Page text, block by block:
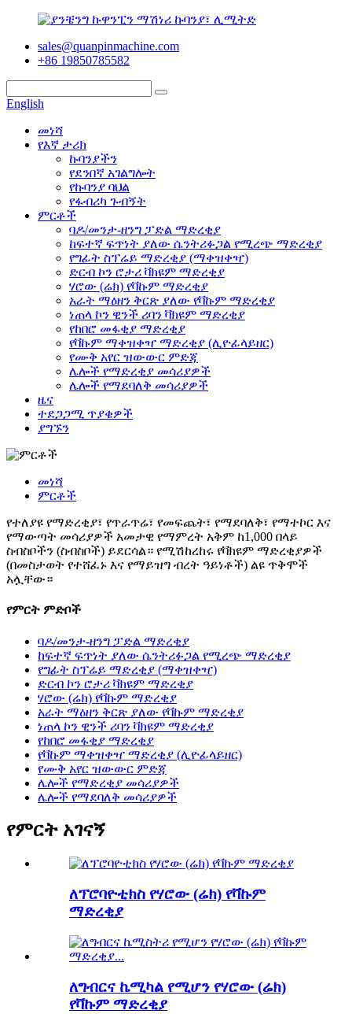
sales@quanpinmachine.com
+86 19850785582
English
መነሻ
የእኛ ታሪክ
ኩባንያችን
የደንበኛ አገልግሎት
የኩባንያ ባህል
የፋብሪካ ጉብኝት
ምርቶች
ባዶ/መንታ-ዘንግ ፓድል ማድረቂያ
ከፍተኛ ፍጥነት ያለው ሴንትሪፉጋል የሚረጭ ማድረቂያ
የግፊት ስፕሬይ ማድረቂያ (ማቀዝቀዣ)
ድርብ ኮን ሮታሪ ቫክዩም ማድረቂያ
ሃሮው (ሬክ) የቫኩም ማድረቂያ
አራት ማዕዘን ቅርጽ ያለው የቫኩም ማድረቂያ
ነጠላ ኮን ዊንች ሪባን ቫክዩም ማድረቂያ
የከበሮ መፋቂያ ማድረቂያ
የቫኩም ማቀዝቀዣ ማድረቂያ (ሊዮፊላይዘር)
የሙቅ አየር ዝውውር ምድጃ
ሌሎች የማድረቂያ መሳሪያዎች
ሌሎች የማደባለቅ መሳሪያዎች
ዜና
ተደጋጋሚ ጥያቄዎች
ያግኙን
መነሻ
ምርቶች
የተለያዩ የማድረቂያ፣ የጥራጥሬ፣ የመፍጨት፣ የማደባለቅ፣ የማተኮር እና
የማውጣት መሳሪያዎች አመታዊ የማምረት አቅም ከ1,000 በላይ
ስብስቦችን (ስብስቦች) ይደርሳል። የሚሽከረከሩ የቫክዩም ማድረቂያዎች
(በመስታወት የተሸፈኑ እና የማይዝግ ብረት ዓይነቶች) ልዩ ጥቅሞች
አሏቸው።
የምርት ምድቦች
ባዶ/መንታ-ዘንግ ፓድል ማድረቂያ
ከፍተኛ ፍጥነት ያለው ሴንትሪፉጋል የሚረጭ ማድረቂያ
የግፊት ስፕሬይ ማድረቂያ (ማቀዝቀዣ)
ድርብ ኮን ሮታሪ ቫክዩም ማድረቂያ
ሃሮው (ሬክ) የቫኩም ማድረቂያ
አራት ማዕዘን ቅርጽ ያለው የቫኩም ማድረቂያ
ነጠላ ኮን ዊንች ሪባን ቫክዩም ማድረቂያ
የከበሮ መፋቂያ ማድረቂያ
የቫኩም ማቀዝቀዣ ማድረቂያ (ሊዮፊላይዘር)
የሙቅ አየር ዝውውር ምድጃ
ሌሎች የማድረቂያ መሳሪያዎች
ሌሎች የማደባለቅ መሳሪያዎች
የምርት አገናኝ
ለፕሮባዮቲክስ የሃሮው (ሬክ) የቫኩም
ማድረቂያ
ለግብርና ኬሚካል የሚሆን የሃሮው (ሬክ)
የቫኩም ማድረቂያ